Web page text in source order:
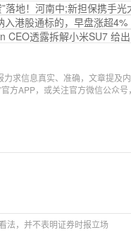
落地！河南中;新担保携手
入港股通标的，早盘涨超4%
CEO透露拆解小米SU7 给
力求信息真实、准确，文章提及
官方APP，或关注官方微信公众
法，并不表明证券时报立场